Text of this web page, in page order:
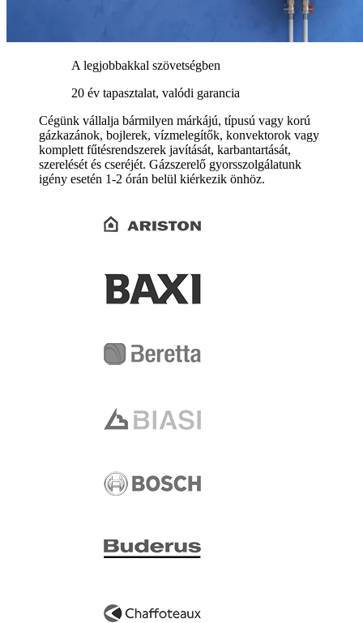
A legjobbakkal szövetségben
20 év tapasztalat, valódi garancia
Cégünk vállalja bármilyen márkájú, típusú vagy korú
gázkazánok, bojlerek, vízmelegítők, konvektorok vagy
komplett fűtésrendszerek javítását, karbantartását,
szerelését és cseréjét. Gázszerelő gyorsszolgálatunk
igény esetén 1-2 órán belül kiérkezik önhöz.